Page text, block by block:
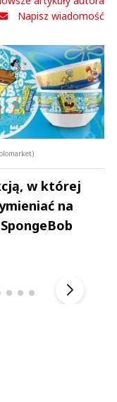
Napisz wiadomość
w której
na